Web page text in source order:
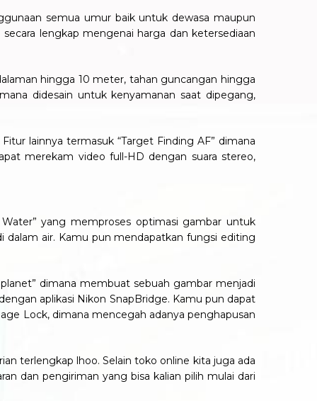
semua umur baik untuk dewasa maupun
lengkap mengenai harga dan ketersediaan
hingga 10 meter, tahan guncangan hingga
didesain untuk kenyamanan saat dipegang,
lainnya termasuk “Target Finding AF” dimana
merekam video full-HD dengan suara stereo,
yang memproses optimasi gambar untuk
dalam air. Kamu pun mendapatkan fungsi editing
dimana membuat sebuah gambar menjadi
aplikasi Nikon SnapBridge. Kamu pun dapat
Lock, dimana mencegah adanya penghapusan
terlengkap lhoo. Selain toko online kita juga ada
dan pengiriman yang bisa kalian pilih mulai dari